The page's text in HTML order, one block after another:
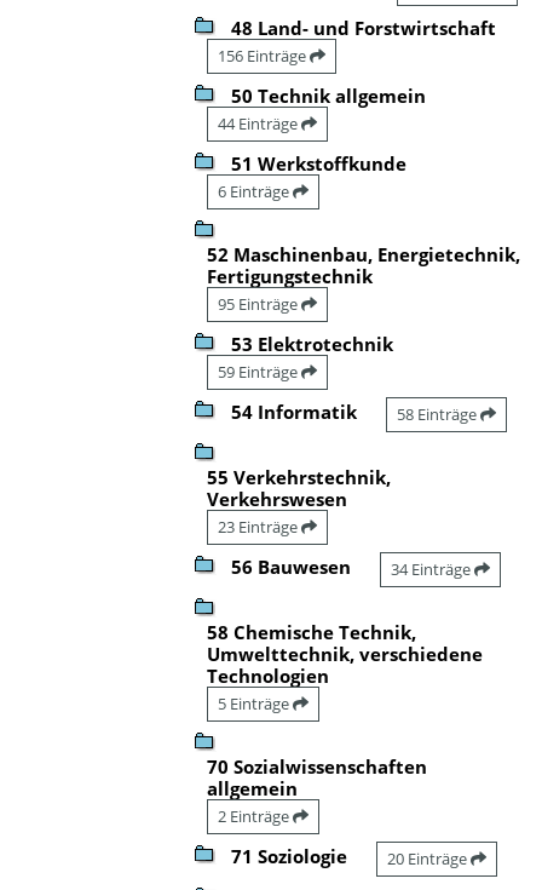
48 Land- und Forstwirtschaft
156 Einträge
50 Technik allgemein
44 Einträge
51 Werkstoffkunde
6 Einträge
52 Maschinenbau, Energietechnik,
Fertigungstechnik
95 Einträge
53 Elektrotechnik
59 Einträge
54 Informatik 58 Einträge
55 Verkehrstechnik,
Verkehrswesen
23 Einträge
56 Bauwesen 34 Einträge
58 Chemische Technik,
Umwelttechnik, verschiedene
Technologien
5 Einträge
70 Sozialwissenschaften
allgemein
2 Einträge
71 Soziologie 20 Einträge